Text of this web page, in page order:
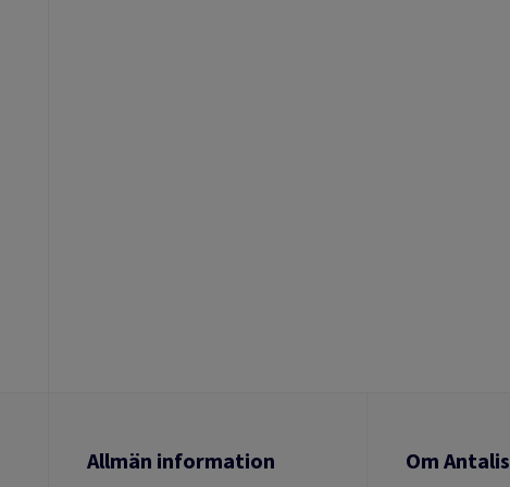
Allmän information Om Antalis